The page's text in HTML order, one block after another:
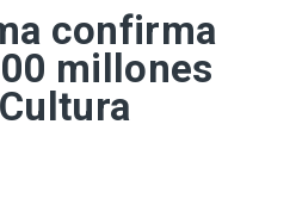
confirma
millones